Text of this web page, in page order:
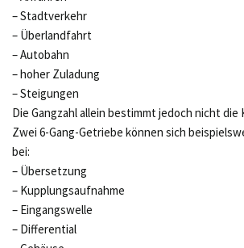
– Stadtverkehr
– Überlandfahrt
– Autobahn
– hoher Zuladung
– Steigungen
Die Gangzahl allein bestimmt jedoch nicht die
Zwei 6-Gang-Getriebe können sich
bei:
– Übersetzung
– Kupplungsaufnahme
– Eingangswelle
– Differential